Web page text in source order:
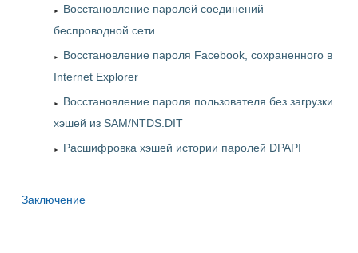
Восстановление паролей соединений
беспроводной сети
Восстановление пароля Facebook, сохраненного в
Internet Explorer
Восстановление пароля пользователя без загрузки
хэшей из SAM/NTDS.DIT
Расшифровка хэшей истории паролей DPAPI
Заключение